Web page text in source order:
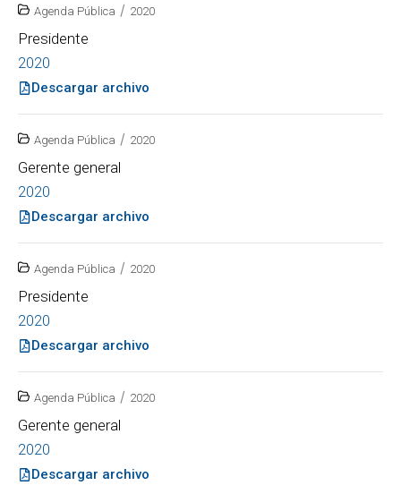
Agenda Pública / 2020
Presidente
2020
Descargar archivo
Agenda Pública / 2020
Gerente general
2020
Descargar archivo
Agenda Pública / 2020
Presidente
2020
Descargar archivo
Agenda Pública / 2020
Gerente general
2020
Descargar archivo